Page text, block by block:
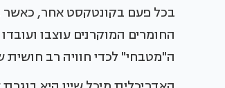
בכל פעם בקונטקסט אחר, כאשר
החומרים המוקרנים עוצבו
ה"מטבחי" לכדי חוויה רב